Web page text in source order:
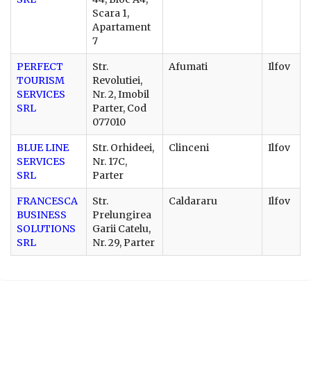
Scara 1,
Apartament
7
PERFECT
TOURISM
SERVICES
SRL
Str.
Revolutiei,
Nr. 2, Imobil
Parter, Cod
077010
Afumati Ilfov
BLUE LINE
SERVICES
SRL
Str. Orhideei,
Nr. 17C,
Parter
Clinceni Ilfov
FRANCESCA
BUSINESS
SOLUTIONS
SRL
Str.
Prelungirea
Garii Catelu,
Nr. 29, Parter
Caldararu Ilfov